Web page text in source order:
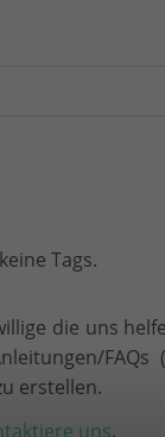
Tags.
die uns
FAQs
erstellen.
uns.